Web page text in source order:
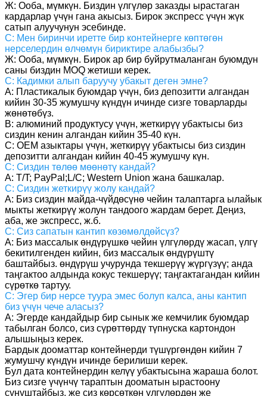
Ж: Ооба, мүмкүн. Биздин үлгүлөр заказды ырастаган
кардарлар үчүн гана акысыз. Бирок экспресс үчүн жүк
сатып алуучунун эсебинде.
С: Мен биринчи иретте бир контейнерге көптөгөн
нерселердин өлчөмүн бириктире алабызбы?
Ж: Ооба, мүмкүн. Бирок ар бир буйрутмаланган буюмдун
саны биздин MOQ жетиши керек.
С: Кадимки алып баруучу убакыт деген эмне?
A: Пластикалык буюмдар үчүн, биз депозитти алгандан
кийин 30-35 жумушчу күндүн ичинде сизге товарларды
жөнөтөбүз.
B: алюминий продуктусу үчүн, жеткирүү убактысы биз
сиздин кенин алгандан кийин 35-40 күн.
C: OEM азыктары үчүн, жеткирүү убактысы биз сиздин
депозитти алгандан кийин 40-45 жумушчу күн.
С: Сиздин төлөө мөөнөтү кандай?
A: T/T; PayPal;L/C; Western Union жана башкалар.
С: Сиздин жеткирүү жолу кандай?
A: Биз сиздин майда-чүйдөсүнө чейин талаптарга ылайык
мыкты жеткирүү жолун тандоого жардам берет. Деңиз,
аба, же экспресс, ж.б.
С: Сиз сапатын кантип көзөмөлдөйсүз?
A: Биз массалык өндүрүшкө чейин үлгүлөрдү жасап, үлгү
бекитилгенден кийин, биз массалык өндүрүштү
баштайбыз. өндүрүш учурунда текшерүү жүргүзүү; анда
таңгактоо алдында кокус текшерүү; таңгактагандан кийин
сүрөткө тартуу.
С: Эгер бир нерсе туура эмес болуп калса, аны кантип
биз үчүн чече аласыз?
A: Эгерде кандайдыр бир сынык же кемчилик буюмдар
табылган болсо, сиз сүрөттөрдү түпнуска картондон
алышыңыз керек.
Бардык дооматтар контейнерди түшүргөндөн кийин 7
жумушчу күндүн ичинде берилиши керек.
Бул дата контейнердин келүү убактысына жараша болот.
Биз сизге үчүнчү тараптын дооматын ырастоону
сунуштайбыз, же сиз көрсөткөн үлгүлөрдөн же